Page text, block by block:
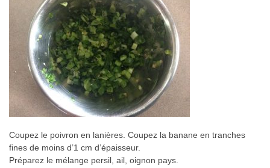
Coupez le poivron en lanières. Coupez la banane en tranches
fines de moins d’1 cm d’épaisseur.
Préparez le mélange persil, ail, oignon pays.